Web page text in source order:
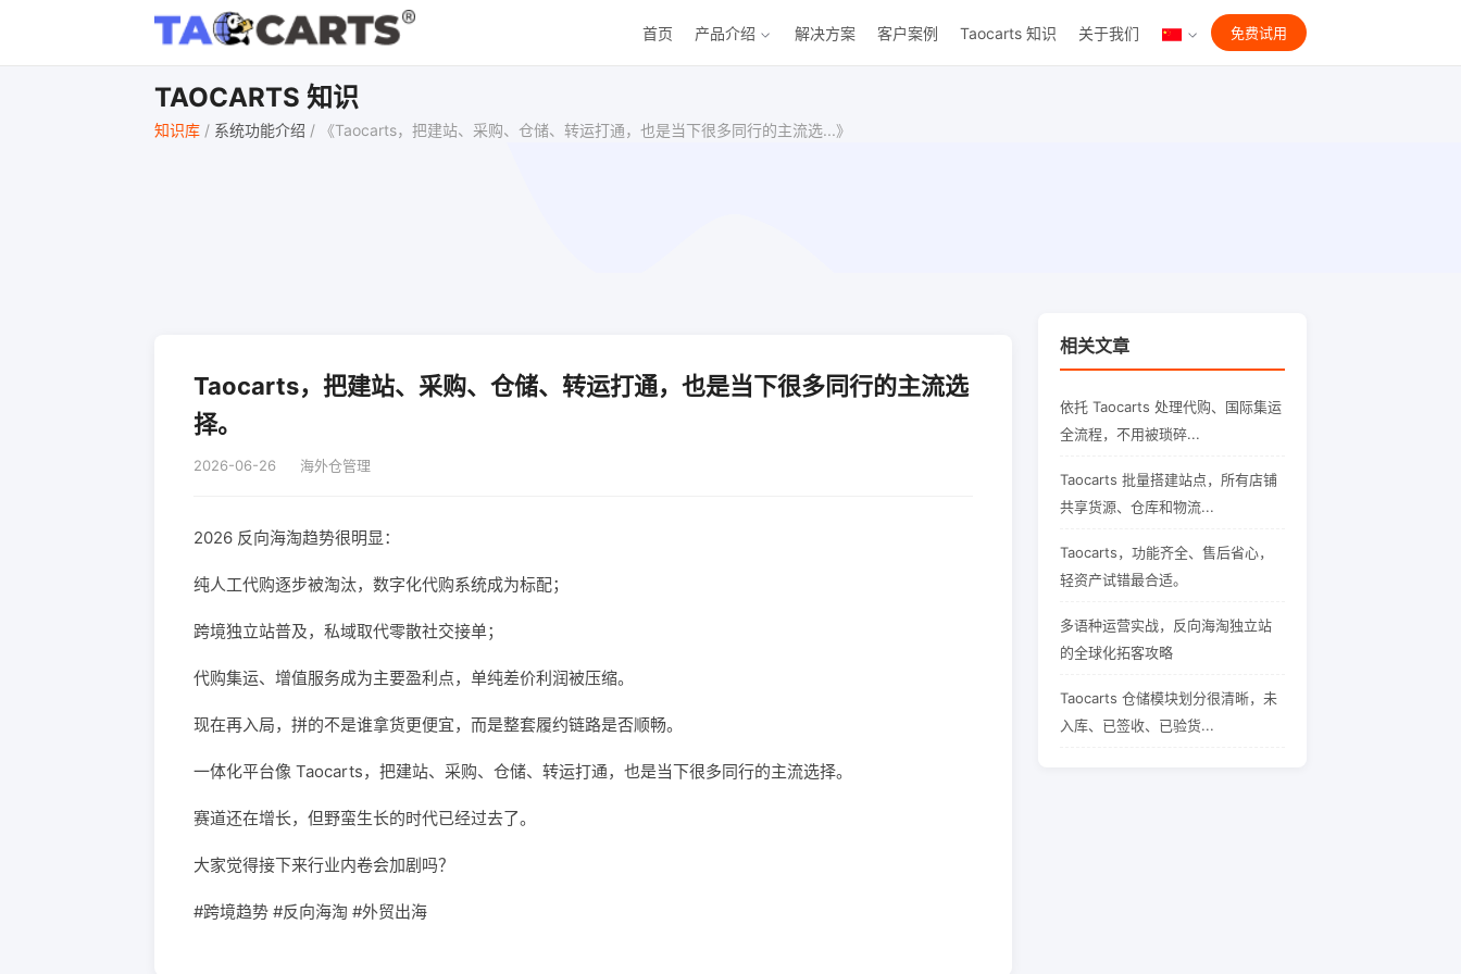
首页 产品介绍 解决方案 客户案例 Taocarts 知识 关于我们 免费试用
TAOCARTS 知识
知识库 / 系统功能介绍 / 《Taocarts，把建站、采购、仓储、转运打通，也是当下很多同行的主流选...》
Taocarts，把建站、采购、仓储、转运打通，也是当下很多同行的主流选
择。
2026-06-26 海外仓管理
2026 反向海淘趋势很明显：
纯人工代购逐步被淘汰，数字化代购系统成为标配；
跨境独立站普及，私域取代零散社交接单；
代购集运、增值服务成为主要盈利点，单纯差价利润被压缩。
现在再入局，拼的不是谁拿货更便宜，而是整套履约链路是否顺畅。
一体化平台像 Taocarts，把建站、采购、仓储、转运打通，也是当下很多同行的主流选择。
赛道还在增长，但野蛮生长的时代已经过去了。
大家觉得接下来行业内卷会加剧吗？
#跨境趋势 #反向海淘 #外贸出海
相关文章
依托 Taocarts 处理代购、国际集运
全流程，不用被琐碎...
Taocarts 批量搭建站点，所有店铺
共享货源、仓库和物流...
Taocarts，功能齐全、售后省心，
轻资产试错最合适。
多语种运营实战，反向海淘独立站
的全球化拓客攻略
Taocarts 仓储模块划分很清晰，未
入库、已签收、已验货...